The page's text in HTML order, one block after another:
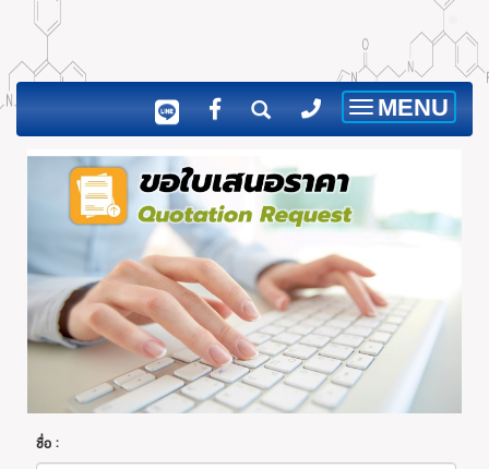
Toggle
navigation
MENU
ชื่อ :